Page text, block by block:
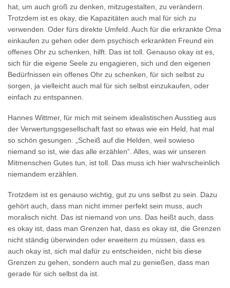
hat, um auch groß zu denken, mitzugestalten, zu verändern.
Trotzdem ist es okay, die Kapazitäten auch mal für sich zu
verwenden. Oder fürs direkte Umfeld. Auch für die erkrankte Oma
einkaufen zu gehen oder dem psychisch erkrankten Freund ein
offenes Ohr zu schenken, hilft. Das ist toll. Genauso okay ist es,
sich für die eigene Seele zu engagieren, sich und den eigenen
Bedürfnissen ein offenes Ohr zu schenken, für sich selbst zu
sorgen, ja vielleicht auch mal für sich selbst einzukaufen, oder
einfach zu entspannen.
Hannes Wittmer, für mich mit seinem idealistischen Ausstieg aus
der Verwertungsgesellschaft fast so etwas wie ein Held, hat mal
so schön gesungen: „Scheiß auf die Helden, weil sowieso
niemand so ist, wie das alle erzählen“. Alles, was wir unseren
Mitmenschen Gutes tun, ist toll. Das muss ich hier wahrscheinlich
niemandem erzählen.
Trotzdem ist es genauso wichtig, gut zu uns selbst zu sein. Dazu
gehört auch, dass man nicht immer perfekt sein muss, auch
moralisch nicht. Das ist niemand von uns. Das heißt auch, dass
es okay ist, dass man Grenzen hat, dass es okay ist, die Grenzen
nicht ständig überwinden oder erweitern zu müssen, dass es
auch okay ist, sich mal dafür zu entscheiden, nicht bis diese
Grenzen zu gehen, sondern auch mal zu genießen, dass man
gerade für sich selbst da ist.